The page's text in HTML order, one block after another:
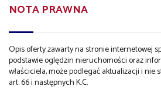
NOTA PRAWNA
Opis oferty zawarty na stronie internetowej
podstawie oględzin nieruchomości oraz
właściciela, może podlegać aktualizacji i nie
art. 66 i następnych K.C.